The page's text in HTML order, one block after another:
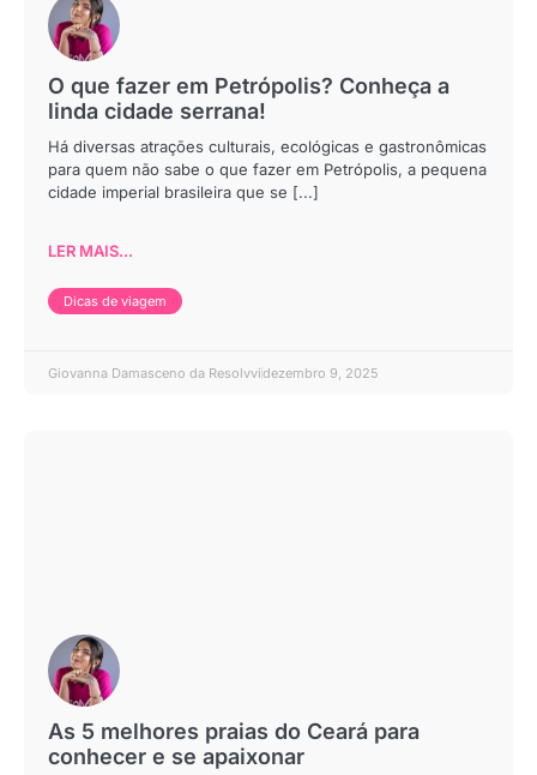
O que fazer em Petrópolis? Conheça a
linda cidade serrana!
Há diversas atrações culturais, ecológicas e gastronômicas
para quem não sabe o que fazer em Petrópolis, a pequena
cidade imperial brasileira que se [...]
LER MAIS...
Dicas de viagem
Giovanna Damasceno da Resolvvidezembro 9, 2025
As 5 melhores praias do Ceará para
conhecer e se apaixonar